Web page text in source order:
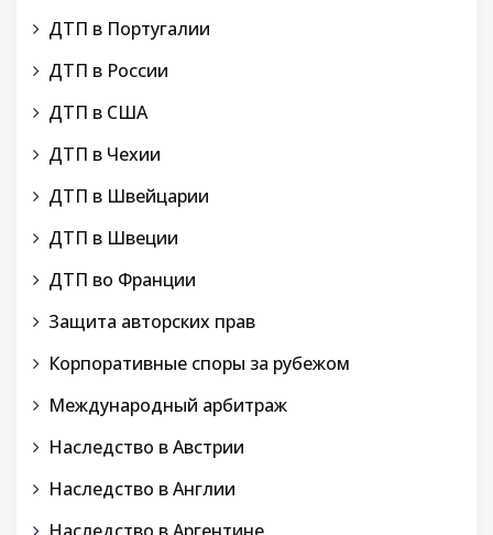
ДТП в Португалии
ДТП в России
ДТП в США
ДТП в Чехии
ДТП в Швейцарии
ДТП в Швеции
ДТП во Франции
Защита авторских прав
Корпоративные споры за рубежом
Международный арбитраж
Наследство в Австрии
Наследство в Англии